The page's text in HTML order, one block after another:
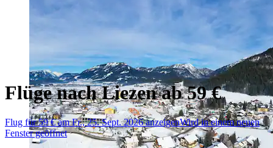
Flüge nach Liezen ab 59 €
Flug für 59 € am Fr., 25. Sept. 2026 anzeigenWird in einem neuen
Fenster geöffnet